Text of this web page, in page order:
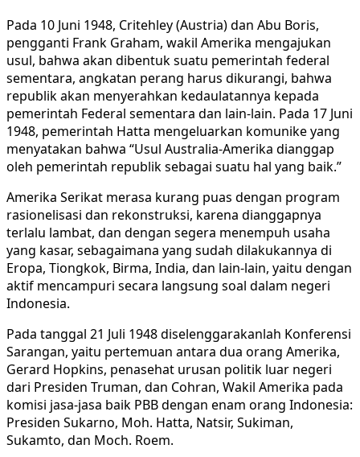
Pada 10 Juni 1948, Critehley (Austria) dan Abu Boris,
pengganti Frank Graham, wakil Amerika mengajukan
usul, bahwa akan dibentuk suatu pemerintah federal
sementara, angkatan perang harus dikurangi, bahwa
republik akan menyerahkan kedaulatannya kepada
pemerintah Federal sementara dan lain-lain. Pada 17 Juni
1948, pemerintah Hatta mengeluarkan komunike yang
menyatakan bahwa “Usul Australia-Amerika dianggap
oleh pemerintah republik sebagai suatu hal yang baik.”
Amerika Serikat merasa kurang puas dengan program
rasionelisasi dan rekonstruksi, karena dianggapnya
terlalu lambat, dan dengan segera menempuh usaha
yang kasar, sebagaimana yang sudah dilakukannya di
Eropa, Tiongkok, Birma, India, dan lain-lain, yaitu dengan
aktif mencampuri secara langsung soal dalam negeri
Indonesia.
Pada tanggal 21 Juli 1948 diselenggarakanlah Konferensi
Sarangan, yaitu pertemuan antara dua orang Amerika,
Gerard Hopkins, penasehat urusan politik luar negeri
dari Presiden Truman, dan Cohran, Wakil Amerika pada
komisi jasa-jasa baik PBB dengan enam orang Indonesia:
Presiden Sukarno, Moh. Hatta, Natsir, Sukiman,
Sukamto, dan Moch. Roem.